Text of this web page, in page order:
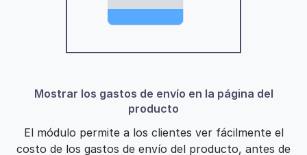
Mostrar los gastos de envío en la página del
producto
El módulo permite a los clientes ver fácilmente el
costo de los gastos de envío del producto, antes de